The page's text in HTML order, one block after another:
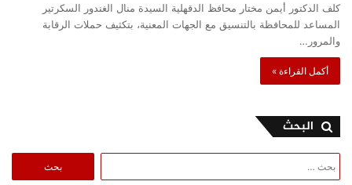
كلف الدكتور أيمن مختار محافظ الدقهلية السيدة منال الغندور السكرتير
المساعد للمحافظة بالتنسيق مع الجهات المعنية، بتكثيف حملات الرقابة
والمرور…
أكمل القراءة »
البحث
عن: